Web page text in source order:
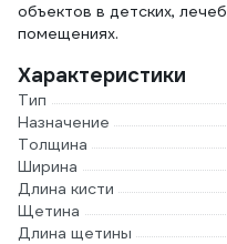
объектов в детских,
помещениях.
Характеристики
Тип
Назначение
Толщина
Ширина
Длина кисти
Щетина
Длина щетины